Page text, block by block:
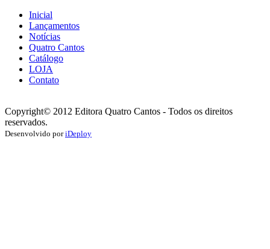
Inicial
Lançamentos
Notícias
Quatro Cantos
Catálogo
LOJA
Contato
Copyright© 2012 Editora Quatro Cantos - Todos os direitos
reservados.
Desenvolvido poriDeploy